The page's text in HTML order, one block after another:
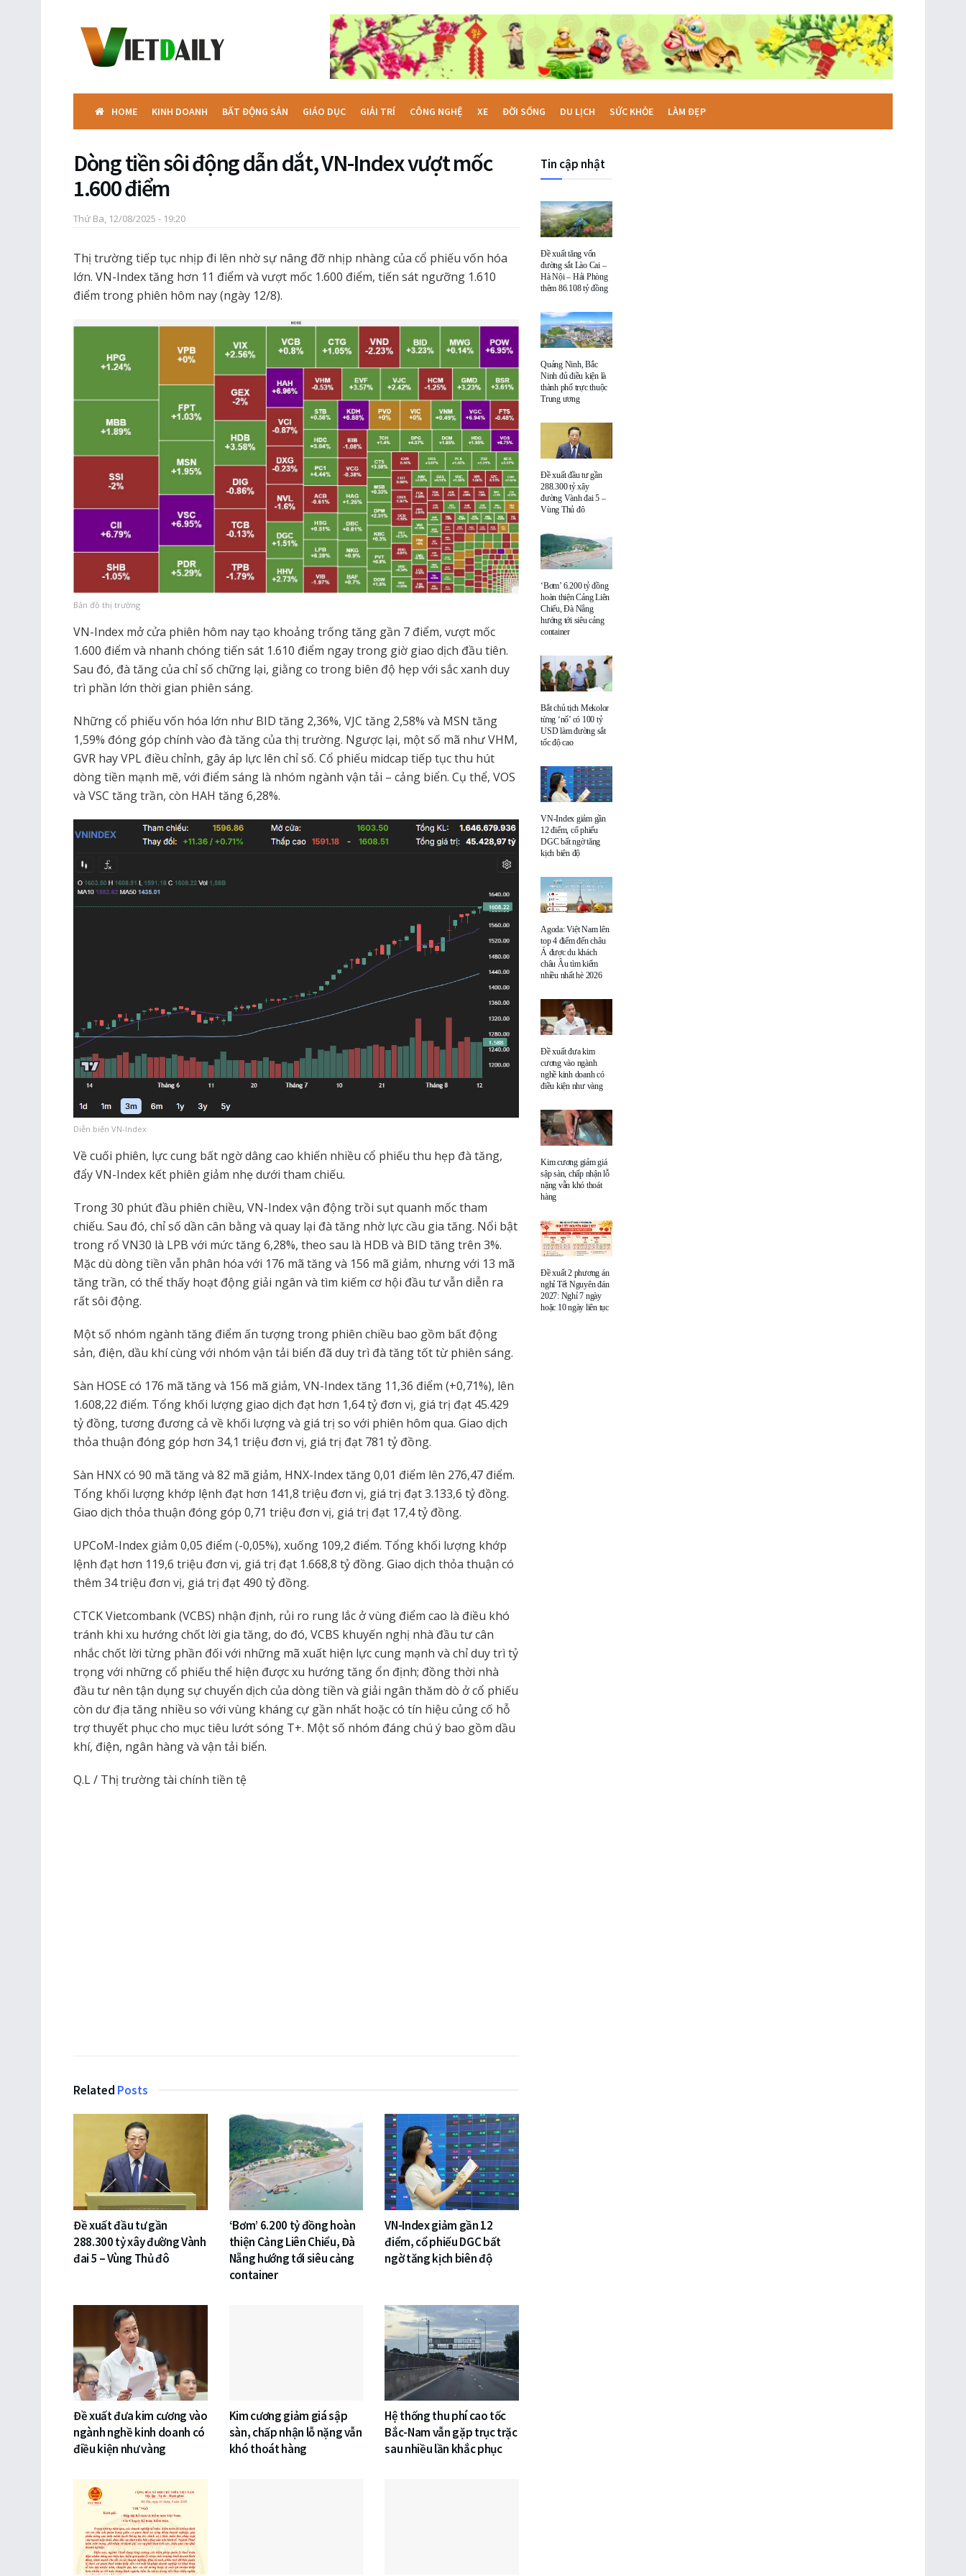
HOME KINH DOANH BẤT ĐỘNG SẢN GIÁO DỤC GIẢI TRÍ CÔNG NGHỆ XE ĐỜI SỐNG DU LỊCH SỨC KHỎE LÀM ĐẸP
Dòng tiền sôi động dẫn dắt, VN-Index vượt mốc
1.600 điểm
Thứ Ba, 12/08/2025 - 19:20
Thị trường tiếp tục nhịp đi lên nhờ sự nâng đỡ nhịp nhàng của cổ phiếu vốn hóa
lớn. VN-Index tăng hơn 11 điểm và vượt mốc 1.600 điểm, tiến sát ngưỡng 1.610
điểm trong phiên hôm nay (ngày 12/8).
Bản đồ thị trường
VN-Index mở cửa phiên hôm nay tạo khoảng trống tăng gần 7 điểm, vượt mốc
1.600 điểm và nhanh chóng tiến sát 1.610 điểm ngay trong giờ giao dịch đầu tiên.
Sau đó, đà tăng của chỉ số chững lại, giằng co trong biên độ hẹp với sắc xanh duy
trì phần lớn thời gian phiên sáng.
Những cổ phiếu vốn hóa lớn như BID tăng 2,36%, VJC tăng 2,58% và MSN tăng
1,59% đóng góp chính vào đà tăng của thị trường. Ngược lại, một số mã như VHM,
GVR hay VPL điều chỉnh, gây áp lực lên chỉ số. Cổ phiếu midcap tiếp tục thu hút
dòng tiền mạnh mẽ, với điểm sáng là nhóm ngành vận tải – cảng biển. Cụ thể, VOS
và VSC tăng trần, còn HAH tăng 6,28%.
Diễn biến VN-Index
Về cuối phiên, lực cung bất ngờ dâng cao khiến nhiều cổ phiếu thu hẹp đà tăng,
đẩy VN-Index kết phiên giảm nhẹ dưới tham chiếu.
Trong 30 phút đầu phiên chiều, VN-Index vận động trồi sụt quanh mốc tham
chiếu. Sau đó, chỉ số dần cân bằng và quay lại đà tăng nhờ lực cầu gia tăng. Nổi bật
trong rổ VN30 là LPB với mức tăng 6,28%, theo sau là HDB và BID tăng trên 3%.
Mặc dù dòng tiền vẫn phân hóa với 176 mã tăng và 156 mã giảm, nhưng với 13 mã
tăng trần, có thể thấy hoạt động giải ngân và tìm kiếm cơ hội đầu tư vẫn diễn ra
rất sôi động.
Một số nhóm ngành tăng điểm ấn tượng trong phiên chiều bao gồm bất động
sản, điện, dầu khí cùng với nhóm vận tải biển đã duy trì đà tăng tốt từ phiên sáng.
Sàn HOSE có 176 mã tăng và 156 mã giảm, VN-Index tăng 11,36 điểm (+0,71%), lên
1.608,22 điểm. Tổng khối lượng giao dịch đạt hơn 1,64 tỷ đơn vị, giá trị đạt 45.429
tỷ đồng, tương đương cả về khối lượng và giá trị so với phiên hôm qua. Giao dịch
thỏa thuận đóng góp hơn 34,1 triệu đơn vị, giá trị đạt 781 tỷ đồng.
Sàn HNX có 90 mã tăng và 82 mã giảm, HNX-Index tăng 0,01 điểm lên 276,47 điểm.
Tổng khối lượng khớp lệnh đạt hơn 141,8 triệu đơn vị, giá trị đạt 3.133,6 tỷ đồng.
Giao dịch thỏa thuận đóng góp 0,71 triệu đơn vị, giá trị đạt 17,4 tỷ đồng.
UPCoM-Index giảm 0,05 điểm (-0,05%), xuống 109,2 điểm. Tổng khối lượng khớp
lệnh đạt hơn 119,6 triệu đơn vị, giá trị đạt 1.668,8 tỷ đồng. Giao dịch thỏa thuận có
thêm 34 triệu đơn vị, giá trị đạt 490 tỷ đồng.
CTCK Vietcombank (VCBS) nhận định, rủi ro rung lắc ở vùng điểm cao là điều khó
tránh khi xu hướng chốt lời gia tăng, do đó, VCBS khuyến nghị nhà đầu tư cân
nhắc chốt lời từng phần đối với những mã xuất hiện lực cung mạnh và chỉ duy trì tỷ
trọng với những cổ phiếu thể hiện được xu hướng tăng ổn định; đồng thời nhà
đầu tư nên tận dụng sự chuyển dịch của dòng tiền và giải ngân thăm dò ở cổ phiếu
còn dư địa tăng nhiều so với vùng kháng cự gần nhất hoặc có tín hiệu củng cố hỗ
trợ thuyết phục cho mục tiêu lướt sóng T+. Một số nhóm đáng chú ý bao gồm dầu
khí, điện, ngân hàng và vận tải biển.
Q.L / Thị trường tài chính tiền tệ
Related Posts
Đề xuất đầu tư gần
288.300 tỷ xây đường Vành
đai 5 – Vùng Thủ đô
‘Bơm’ 6.200 tỷ đồng hoàn
thiện Cảng Liên Chiểu, Đà
Nẵng hướng tới siêu cảng
container
VN-Index giảm gần 12
điểm, cổ phiếu DGC bất
ngờ tăng kịch biên độ
Đề xuất đưa kim cương vào
ngành nghề kinh doanh có
điều kiện như vàng
Kim cương giảm giá sập
sàn, chấp nhận lỗ nặng vẫn
khó thoát hàng
Hệ thống thu phí cao tốc
Bắc-Nam vẫn gặp trục trặc
sau nhiều lần khắc phục
Tin cập nhật
Đề xuất tăng vốn
đường sắt Lào Cai –
Hà Nội – Hải Phòng
thêm 86.108 tỷ đồng
Quảng Ninh, Bắc
Ninh đủ điều kiện là
thành phố trực thuộc
Trung ương
Đề xuất đầu tư gần
288.300 tỷ xây
đường Vành đai 5 –
Vùng Thủ đô
‘Bơm’ 6.200 tỷ đồng
hoàn thiện Cảng Liên
Chiểu, Đà Nẵng
hướng tới siêu cảng
container
Bắt chủ tịch Mekolor
từng ‘nổ’ có 100 tỷ
USD làm đường sắt
tốc độ cao
VN-Index giảm gần
12 điểm, cổ phiếu
DGC bất ngờ tăng
kịch biên độ
Agoda: Việt Nam lên
top 4 điểm đến châu
Á được du khách
châu Âu tìm kiếm
nhiều nhất hè 2026
Đề xuất đưa kim
cương vào ngành
nghề kinh doanh có
điều kiện như vàng
Kim cương giảm giá
sập sàn, chấp nhận lỗ
nặng vẫn khó thoát
hàng
Đề xuất 2 phương án
nghỉ Tết Nguyên đán
2027: Nghỉ 7 ngày
hoặc 10 ngày liên tục